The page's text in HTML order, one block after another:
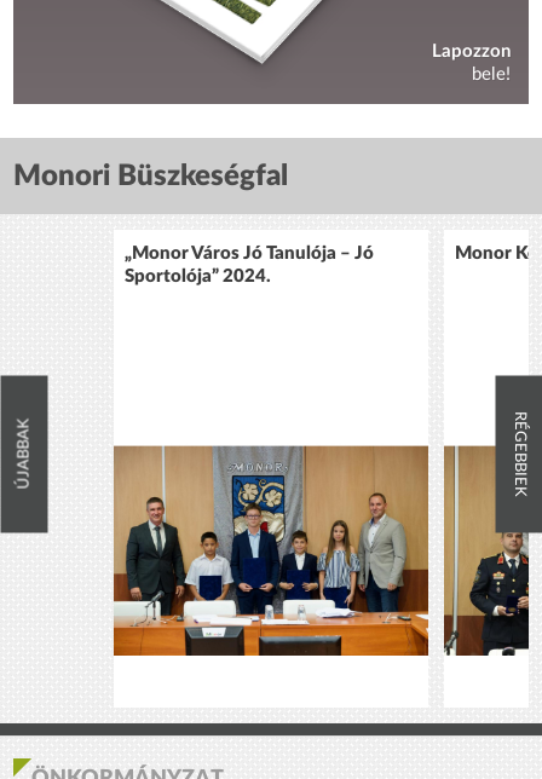
Lapozzon
bele!
Monori Büszkeségfal
ÚJABBAK
„Monor Város Jó Tanulója – Jó
Sportolója” 2024.
Monor
RÉGEBBIEK